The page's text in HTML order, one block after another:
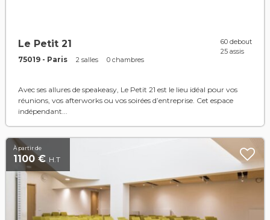
Le Petit 21
75019 - Paris 2 salles 0 chambres
60 debout
25 assis
Avec ses allures de speakeasy, Le Petit 21 est le lieu idéal pour vos
réunions, vos afterworks ou vos soirées d’entreprise. Cet espace
indépendant...
À partir de
1100 € H.T